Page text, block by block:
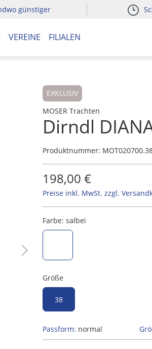
günstiger
VEREINE FILIALEN
EXKLUSIV
MOSER Trachten
Dirndl
Produktnummer:
198,00 €
Preise inkl. MwSt. zzgl.
Farbe: salbei
Größe
38
Passform: normal